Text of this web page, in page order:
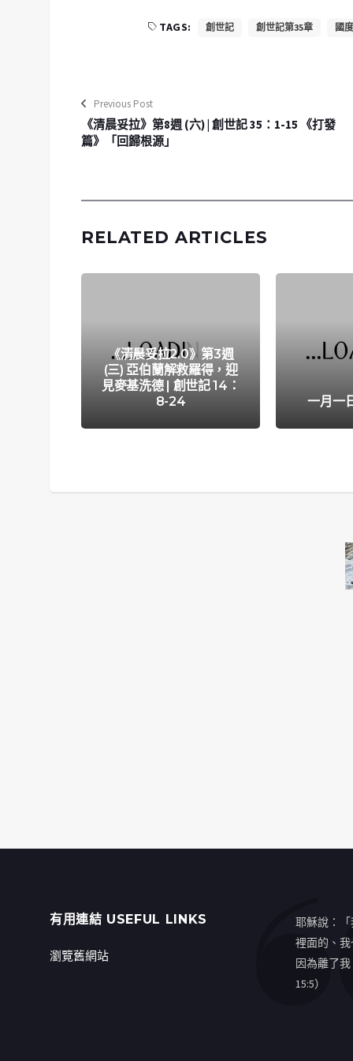
TAGS: 創世記 創世記第35章 國
Previous Post
《清晨妥拉》第8週 (六) | 創世記 35：1-15 《打發
篇》「回歸根源」
RELATED ARTICLES
《清晨妥拉2.0》第3週
(三) 亞伯蘭解救羅得，迎
見麥基洗德 | 創世記 14：
8-24
一月一
有用連結 USEFUL LINKS
瀏覽舊網站
耶穌說：
裡面的、
因為離了
15:5）